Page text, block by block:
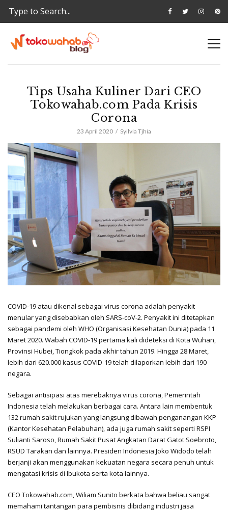
Tips Usaha Kuliner Dari CEO
Tokowahab.com Pada Krisis
Corona
23 April 2020 Syilvia Tjhia
COVID-19 atau dikenal sebagai virus corona adalah penyakit
menular yang disebabkan oleh SARS-coV-2. Penyakit ini ditetapkan
sebagai pandemi oleh WHO (Organisasi Kesehatan Dunia) pada 11
Maret 2020. Wabah COVID-19 pertama kali dideteksi di Kota Wuhan,
Provinsi Hubei, Tiongkok pada akhir tahun 2019. Hingga 28 Maret,
lebih dari 620.000 kasus COVID-19 telah dilaporkan lebih dari 190
negara.
Sebagai antisipasi atas merebaknya virus corona, Pemerintah
Indonesia telah melakukan berbagai cara. Antara lain membentuk
132 rumah sakit rujukan yang langsung dibawah penganangan KKP
(Kantor Kesehatan Pelabuhan), ada juga rumah sakit seperti RSPI
Sulianti Saroso, Rumah Sakit Pusat Angkatan Darat Gatot Soebroto,
RSUD Tarakan dan lainnya. Presiden Indonesia Joko Widodo telah
berjanji akan menggunakan kekuatan negara secara penuh untuk
mengatasi krisis di Ibukota serta kota lainnya.
CEO Tokowahab.com, Wiliam Sunito berkata bahwa beliau sangat
memahami tantangan para pembisnis dibidang industri jasa